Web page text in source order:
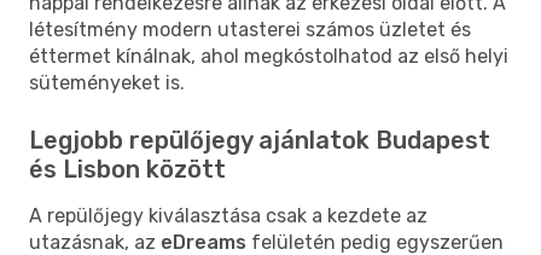
létesítmény modern utasterei számos üzletet és
éttermet kínálnak, ahol megkóstolhatod az első helyi
süteményeket is.
Legjobb repülőjegy ajánlatok Budapest
és Lisbon között
A repülőjegy kiválasztása csak a kezdete az
utazásnak, az eDreams felületén pedig egyszerűen